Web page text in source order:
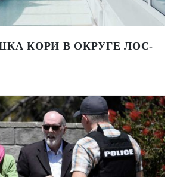
КОРИ В ОКРУГЕ ЛОС-